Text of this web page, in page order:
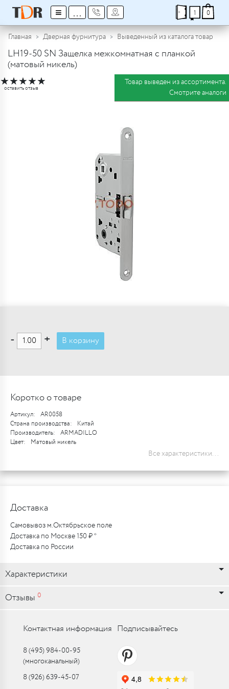
≡ ... 1 0
Главная Дверная фурнитура Выведенный из каталога товар
LH19-50 SN Защелка межкомнатная с планкой
(матовый никель)
★★★★★
оставить отзыв
Товар выведен из ассортимента.
Смотрите аналоги
- + В корзину
Коротко о товаре
Артикул:
AR0058
Страна производства:
Китай
Производитель:
ARMADILLO
Цвет:
Матовый никель
Все характеристики...
Доставка
Самовывоз м.Октябрьское поле
Доставка по Москве 150 ₽ *
Доставка по России
Характеристики
Отзывы 0
Контактная информация
8 (495) 984-00-95
(многоканальный)
8 (926) 639-45-07
Подписывайтесь